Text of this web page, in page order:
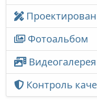
Фотоальбом
Видеогалерея
Контроль